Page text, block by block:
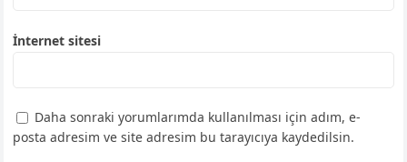
İnternet sitesi
Daha sonraki yorumlarımda kullanılması için adım, e-
posta adresim ve site adresim bu tarayıcıya kaydedilsin.